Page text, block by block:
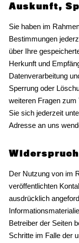
Auskunft,
Sie haben im
Bestimmungen
über Ihre
Herkunft und
Datenverarbeitung
Sperrung oder
weiteren Fragen
Sie sich jederzeit
Adresse an uns
Der Nutzung von im
veröffentlichten
ausdrücklich
Betreiber der Seiten
Schritte im Falle der